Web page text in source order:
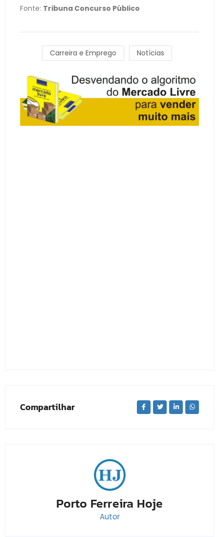
Fonte: Tribuna Concurso Público
Carreira e Emprego Notícias
Compartilhar
Porto Ferreira Hoje
Autor